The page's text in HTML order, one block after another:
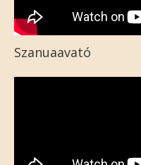
Szanuaavató